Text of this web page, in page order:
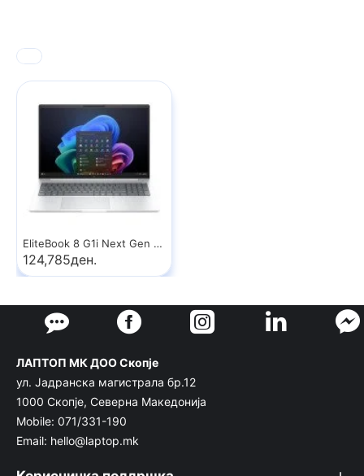
EliteBook 8 G1i Next Gen AI PC
124,785ден.
ЛАПТОП МК ДОО Скопје
ул. Јадранска магистрала бр.12
1000 Скопје, Северна Македонија
Mobile: 071/331-190
Email: hello@laptop.mk